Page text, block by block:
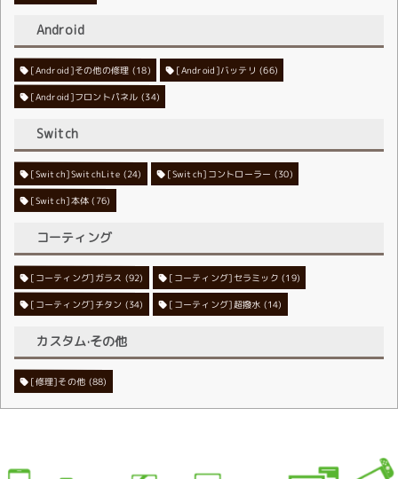
Android
[Android]その他の修理 (18) [Android]バッテリ (66)
[Android]フロントパネル (34)
Switch
[Switch]SwitchLite (24) [Switch]コントローラー (30)
[Switch]本体 (76)
コーティング
[コーティング]ガラス (92) [コーティング]セラミック (19)
[コーティング]チタン (34) [コーティング]超撥水 (14)
カスタム·その他
[修理]その他 (88)